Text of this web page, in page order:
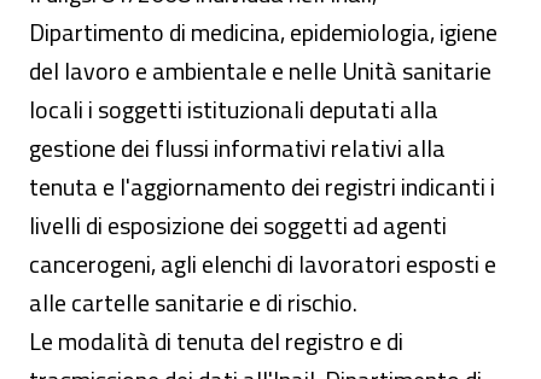
Dipartimento di medicina, epidemiologia, igiene
del lavoro e ambientale e nelle Unità sanitarie
locali i soggetti istituzionali deputati alla
gestione dei flussi informativi relativi alla
tenuta e l'aggiornamento dei registri indicanti i
livelli di esposizione dei soggetti ad agenti
cancerogeni, agli elenchi di lavoratori esposti e
alle cartelle sanitarie e di rischio.
Le modalità di tenuta del registro e di